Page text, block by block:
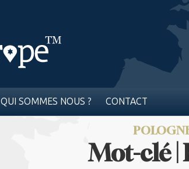
QUI SOMMES NOUS ? CONTACT
Mot-clé |